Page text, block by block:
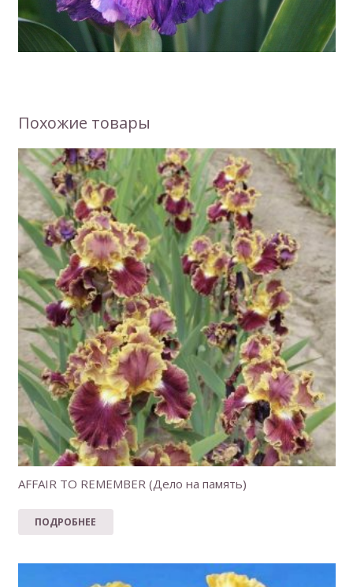
Похожие товары
AFFAIR TO REMEMBER (Дело на память)
ПОДРОБНЕЕ